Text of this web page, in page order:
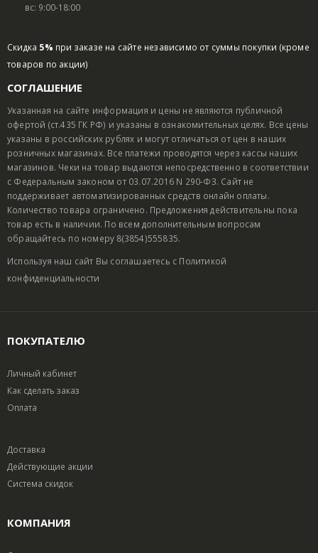
вс: 9:00-18:00
Скидка 5% при заказе на сайте независимо от суммы покупки (кроме
товаров по акции)
СОГЛАШЕНИЕ
Указанная на сайте информация и цены не являются публичной
офертой (ст.435 ГК РФ) и указаны в ознакомительных целях. Все цены
указаны в российских рублях и могут отличаться от цен в наших
розничных магазинах. Все платежи проводятся через кассы наших
магазинов. Чеки на товар выдаются непосредственно в соответствии
с Федеральным законом от 03.07.2016 N 290-ФЗ. Сайт не
поддерживает автоматизированных средств онлайн оплаты.
Количество товара ограничено. Предложения действительны пока
товар есть в наличии. По всем дополнительным вопросам
обращайтесь по номеру 8(3854)555835.
Используя наш сайт Вы соглашаетесь с Политикой
конфиденциальности
ПОКУПАТЕЛЮ
Личный кабинет
Как сделать заказ
Оплата
Доставка
Действующие акции
Система скидок
КОМПАНИЯ